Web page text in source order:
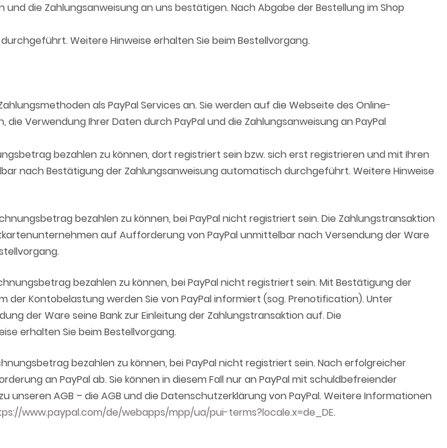
die Zahlungsanweisung an uns bestätigen. Nach Abgabe der Bestellung im Shop
Weitere Hinweise erhalten Sie beim Bestellvorgang.
als PayPal Services an. Sie werden auf die Webseite des Online-
Verwendung Ihrer Daten durch PayPal und die Zahlungsanweisung an PayPal
bezahlen zu können, dort registriert sein bzw. sich erst registrieren und mit Ihren
nach Bestätigung der Zahlungsanweisung automatisch durchgeführt. Weitere Hinweise
bezahlen zu können, bei PayPal nicht registriert sein. Die Zahlungstransaktion
auf Aufforderung von PayPal unmittelbar nach Versendung der Ware
bezahlen zu können, bei PayPal nicht registriert sein. Mit Bestätigung der
der Kontobelastung werden Sie von PayPal informiert (sog. Prenotification). Unter
der Ware seine Bank zur Einleitung der Zahlungstransaktion auf. Die
erhalten Sie beim Bestellvorgang.
bezahlen zu können, bei PayPal nicht registriert sein. Nach erfolgreicher
an PayPal ab. Sie können in diesem Fall nur an PayPal mit schuldbefreiender
unseren AGB – die AGB und die Datenschutzerklärung von PayPal. Weitere Informationen
www.paypal.com/de/webapps/mpp/ua/pui-terms?locale.x=de_DE.